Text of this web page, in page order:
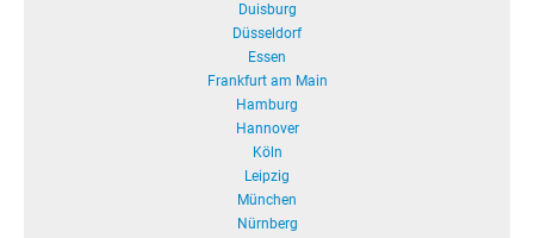
Duisburg
Düsseldorf
Essen
Frankfurt am Main
Hamburg
Hannover
Köln
Leipzig
München
Nürnberg